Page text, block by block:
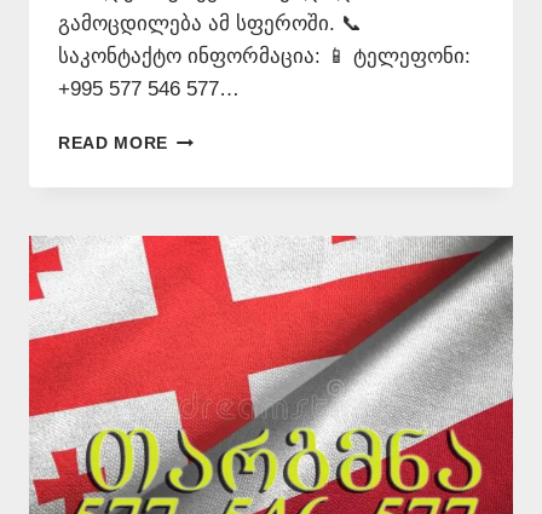
გამოცდილება ამ სფეროში. 📞
საკონტაქტო ინფორმაცია: 📱 ტელეფონი:
+995 577 546 577…
READ MORE ᲞᲝᲚᲝᲜᲣᲠᲘ
ᲛᲪᲝᲓᲜᲔ
577
546
577